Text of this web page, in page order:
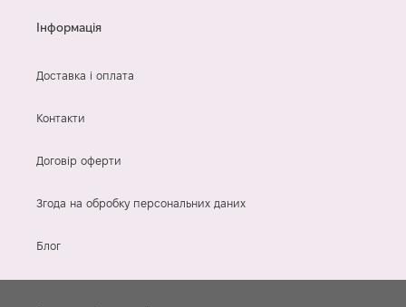
Інформація
Доставка і оплата
Контакти
Договір оферти
Згода на обробку персональних даних
Блог